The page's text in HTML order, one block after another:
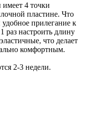
4 точки
пластине. Что
прилегание к
раз настроить длину
что делает
комфортным.
2-3 недели.